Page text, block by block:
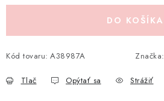
DO KOŠÍKA
Kód tovaru: A38987A Značka:
Tlač Opýtať sa Strážiť